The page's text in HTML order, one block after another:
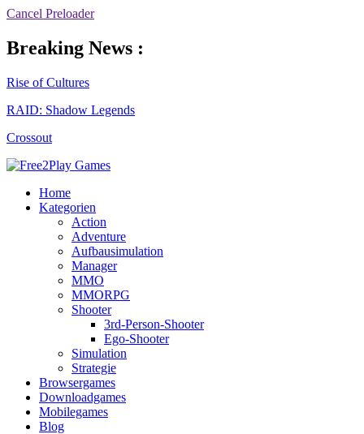
Cancel Preloader
Breaking News :
Rise of Cultures
RAID: Shadow Legends
Crossout
Home
Kategorien
Action
Adventure
Aufbausimulation
Manager
MMO
MMORPG
Shooter
3rd-Person-Shooter
Ego-Shooter
Simulation
Strategie
Browsergames
Downloadgames
Mobilegames
Blog